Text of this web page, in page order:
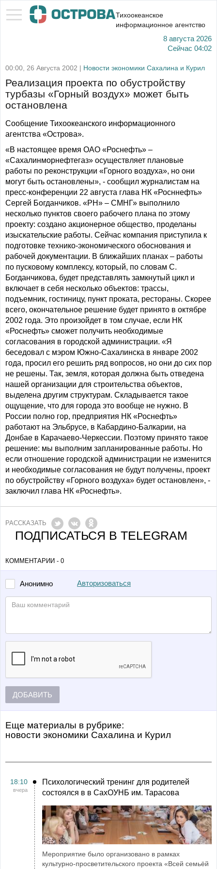
Тихоокеанское
информационное агентство
8 августа 2026
Сейчас 04:02
00:00, 26 Августа 2002 | Новости экономики Сахалина и Курил
Реализация проекта по обустройству
турбазы «Горный воздух» может быть
остановлена
Сообщение Тихоокеанского информационного
агентства «Острова».
«В настоящее время ОАО «Роснефть» –
«Сахалинморнефтегаз» осуществляет плановые
работы по реконструкции «Горного воздуха», но они
могут быть остановлены», - сообщил журналистам на
пресс-конференции 22 августа глава НК «Росннефть»
Сергей Богданчиков. «РН» – СМНГ» выполнило
несколько пунктов своего рабочего плана по этому
проекту: создано акционерное общество, проделаны
изыскательские работы. Сейчас компания приступила к
подготовке технико-экономического обоснования и
рабочей документации. В ближайших планах – работы
по пусковому комплексу, который, по словам С.
Богданчикова, будет представлять замкнутый цикл и
включает в себя несколько объектов: трассы,
подъемник, гостиницу, пункт проката, рестораны. Скорее
всего, окончательное решение будет принято в октябре
2002 года. Это произойдет в том случае, если НК
«Роснефть» сможет получить необходимые
согласования в городской администрации. «Я
беседовал с мэром Южно-Сахалинска в январе 2002
года, просил его решить ряд вопросов, но они до сих пор
не решены. Так, земля, которая должна быть отведена
нашей организации для строительства объектов,
выделена другим структурам. Складывается такое
ощущение, что для города это вообще не нужно. В
России полно гор, предприятия НК «Роснефть»
работают на Эльбрусе, в Кабардино-Балкарии, на
Донбае в Карачаево-Черкессии. Поэтому принято такое
решение: мы выполним запланированные работы. Но
если отношение городской администрации не изменится
и необходимые согласования не будут получены, проект
по обустройству «Горного воздуха» будет остановлен», -
заключил глава НК «Роснефть».
РАССКАЗАТЬ
ПОДПИСАТЬСЯ В TELEGRAM
КОММЕНТАРИИ - 0
Анонимно Авторизоваться
ДОБАВИТЬ
Еще материалы в рубрике:
Новости экономики Сахалина и Курил
18:10
вчера
Психологический тренинг для родителей
состоялся в в СахОУНБ им. Тарасова
Мероприятие было организовано в рамках
культурно-просветительского проекта «Всей семьёй